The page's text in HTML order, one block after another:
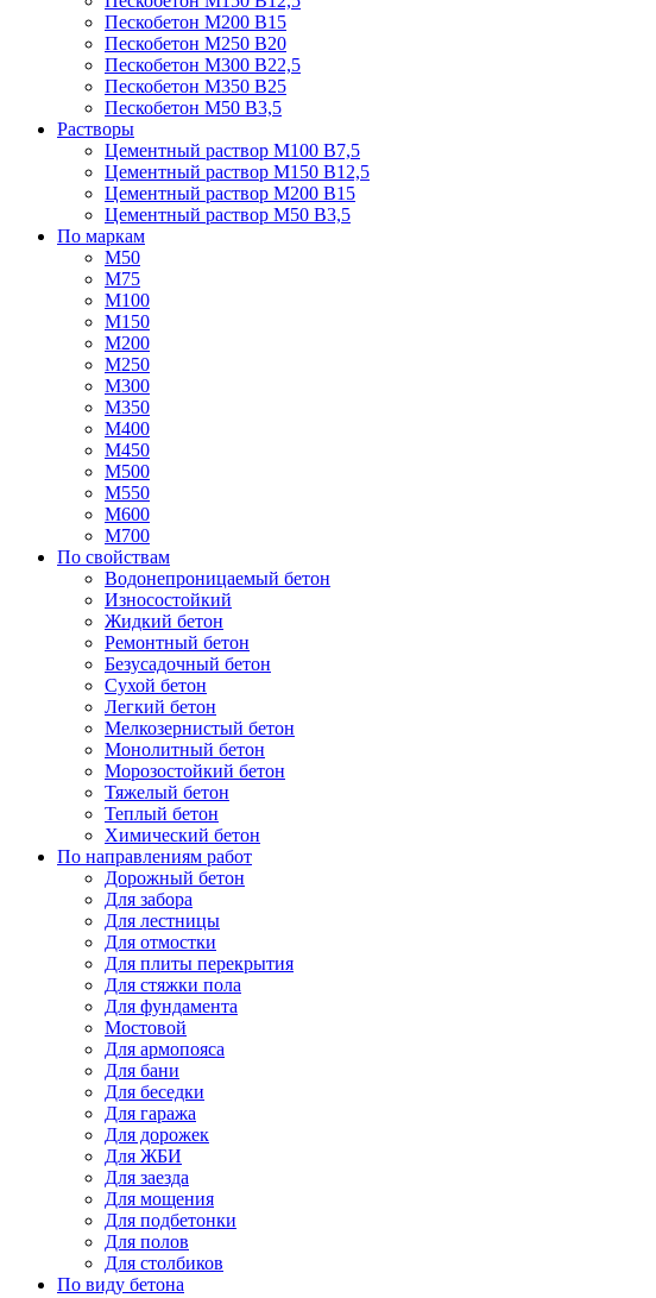
Пескобетон М200 В15
Пескобетон М250 В20
Пескобетон М300 В22,5
Пескобетон М350 В25
Пескобетон М50 В3,5
Растворы
Цементный раствор М100 В7,5
Цементный раствор М150 В12,5
Цементный раствор М200 В15
Цементный раствор М50 В3,5
По маркам
М50
М75
М100
М150
М200
М250
М300
М350
М400
М450
М500
М550
М600
М700
По свойствам
Водонепроницаемый бетон
Износостойкий
Жидкий бетон
Ремонтный бетон
Безусадочный бетон
Сухой бетон
Легкий бетон
Мелкозернистый бетон
Монолитный бетон
Морозостойкий бетон
Тяжелый бетон
Теплый бетон
Химический бетон
По направлениям работ
Дорожный бетон
Для забора
Для лестницы
Для отмостки
Для плиты перекрытия
Для стяжки пола
Для фундамента
Мостовой
Для армопояса
Для бани
Для беседки
Для гаража
Для дорожек
Для ЖБИ
Для заезда
Для мощения
Для подбетонки
Для полов
Для столбиков
По виду бетона